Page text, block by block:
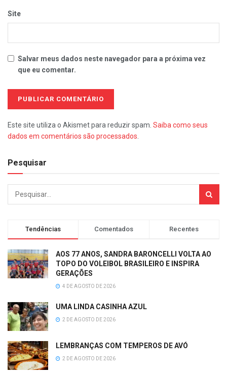
Site
Salvar meus dados neste navegador para a próxima vez
que eu comentar.
Este site utiliza o Akismet para reduzir spam. Saiba como seus
dados em comentários são processados
Pesquisar
Tendências Comentados Recentes
AOS 77 ANOS, SANDRA BARONCELLI VOLTA AO
TOPO DO VOLEIBOL BRASILEIRO E INSPIRA
GERAÇÕES
4 DE AGOSTO DE 2026
UMA LINDA CASINHA AZUL
2 DE AGOSTO DE 2026
LEMBRANÇAS COM TEMPEROS DE AVÓ
2 DE AGOSTO DE 2026